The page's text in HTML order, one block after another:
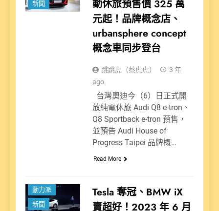
新聞
動休旅預售價 325 萬
元起！品牌概念店、
urbansphere concept
概念車同步登台
跳跳虎（蔡虎虎）
3 年
ago
台灣奧迪今（6）日正式開
放純電休旅 Audi Q8 e-tron、
Q8 Sportback e-tron 預售，
並預告 Audi House of
Progress Taipei 品牌概…
Read More
動力派
新聞
Tesla 奪冠、BMW iX
賣超好！2023 年 6 月